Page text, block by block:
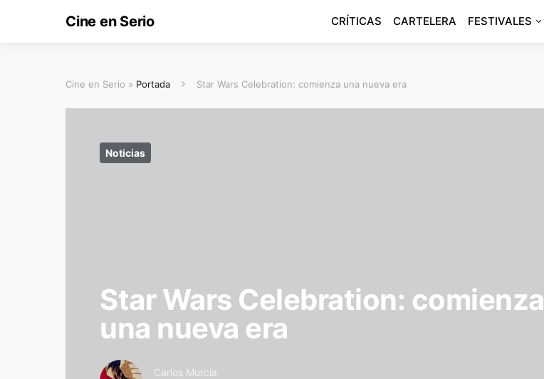
Cine en Serio CRÍTICAS CARTELERA FESTIVALES
Cine en Serio » Portada Star Wars Celebration: comienza una nueva era
Noticias
Star Wars Celebration: comienza
una nueva era
Carlos Murcia